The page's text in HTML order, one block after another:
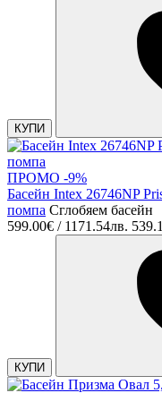
КУПИ
ПРОМО -9%
Басейн Intex 26746NP
помпа Сглобяем басейн
599.00€ / 1171.54лв.
КУПИ